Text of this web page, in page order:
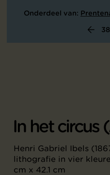
Onderdeel van:
In het circus
Henri Gabriel Ibels
lithografie in vier
cm x 42.1 cm